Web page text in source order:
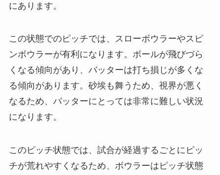
にあります。
この状態でのピッチでは、スローボウラーやスピ
ンボウラーが有利になります。ボールが飛びづら
くなる傾向があり、バッターは打ち損じが多くな
る傾向があります。砂埃も舞うため、視界が悪く
なるため、バッターにとっては非常に難しい状況
になります。
このピッチ状態では、試合が経過するごとにピッ
チが荒れやすくなるため、ボウラーはピッチ状態